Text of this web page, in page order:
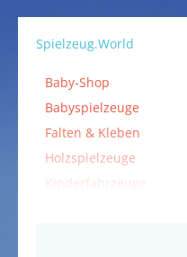
Spielzeug.World
Baby-Shop
Babyspielzeuge
Falten & Kleben
Holzspielzeuge
Kinderfahrzeuge